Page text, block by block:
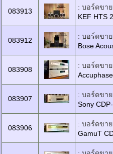
083913
: บอร์ดขาย
KEF HTS
083912
: บอร์ดขาย
Bose
083908
: บอร์ดขาย
083907
: บอร์ดขาย
Sony
083906
: บอร์ดขาย
GamuT